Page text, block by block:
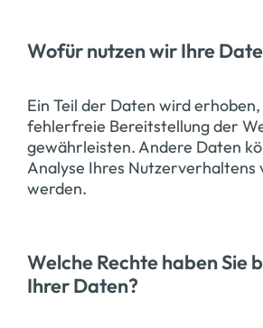
Wofür nutzen wir Ihre
Ein Teil der Daten wird erhoben,
fehlerfreie Bereitstellung der
gewährleisten. Andere Daten
Analyse Ihres
werden.
Welche Rechte haben Sie
Ihrer Daten?